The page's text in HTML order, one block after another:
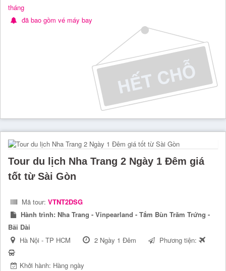
tháng
đã bao gồm vé máy bay
Tour du lịch Nha Trang 2 Ngày 1 Đêm giá
tốt từ Sài Gòn
Mã tour: VTNT2DSG
Hành trình: Nha Trang - Vinpearland - Tắm Bùn Trăm Trứng -
Bãi Dài
Hà Nội - TP HCM
2 Ngày 1 Đêm Phương tiện:
Khởi hành: Hàng ngày